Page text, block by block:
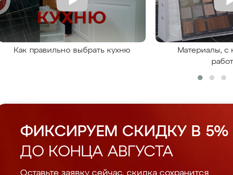
Как правильно выбрать кухню
Материалы, с
ФИКСИРУЕМ СКИДКУ В 5%
ДО КОНЦА АВГУСТА
Оставьте заявку сейчас, скидка сохранится.